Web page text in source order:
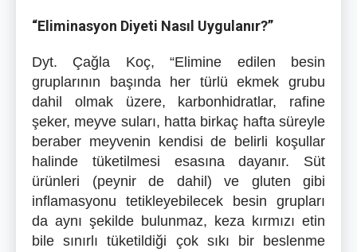
“Eliminasyon Diyeti Nasıl Uygulanır?”
Dyt. Çağla Koç, “Elimine edilen besin
gruplarının başında her türlü ekmek grubu
dahil olmak üzere, karbonhidratlar, rafine
şeker, meyve suları, hatta birkaç hafta süreyle
beraber meyvenin kendisi de belirli koşullar
halinde tüketilmesi esasına dayanır. Süt
ürünleri (peynir de dahil) ve gluten gibi
inflamasyonu tetikleyebilecek besin grupları
da aynı şekilde bulunmaz, keza kırmızı etin
bile sınırlı tüketildiği çok sıkı bir beslenme